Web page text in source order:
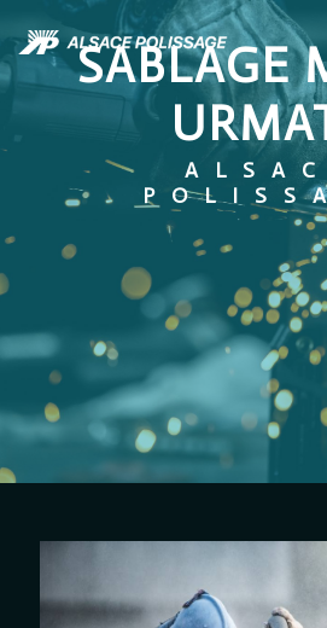
SABLAGE
Panneau de gestion des cookies